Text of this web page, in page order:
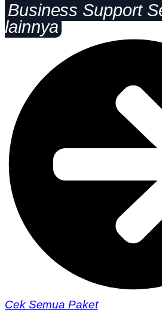
Business Support
lainnya
Cek Semua Paket